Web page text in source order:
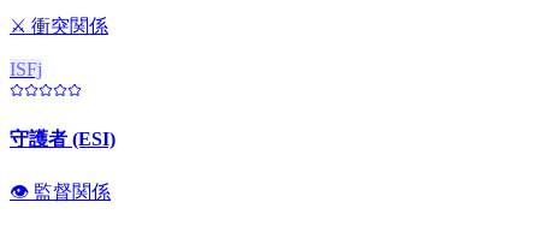
⚔️ 衝突関係
ISFj
守護者 (ESI)
👁️ 監督関係